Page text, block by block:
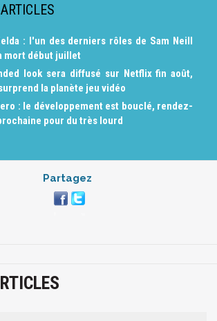
: l'un des derniers rôles de Sam Neill
mort début juillet
look sera diffusé sur Netflix fin août,
la planète jeu vidéo
: le développement est bouclé, rendez-
pour du très lourd
Partagez